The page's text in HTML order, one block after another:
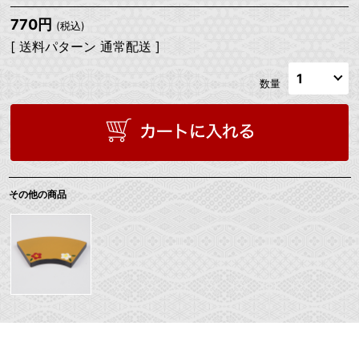
770円 (税込)
[ 送料パターン 通常配送 ]
数量
その他の商品